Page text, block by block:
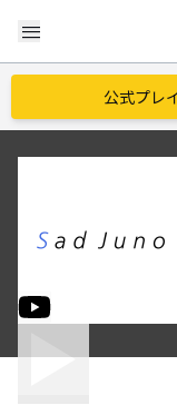
menu
公式プレ